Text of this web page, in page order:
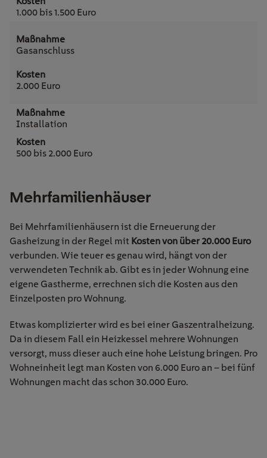
1.000 bis 1.500 Euro
Gasanschluss
2.000 Euro
Installation
500 bis 2.000 Euro
Mehrfamilienhäuser
Bei Mehrfamilienhäusern ist die Erneuerung der
Gasheizung in der Regel mit Kosten von über 20.000 Euro
verbunden. Wie teuer es genau wird, hängt von der
verwendeten Technik ab. Gibt es in jeder Wohnung eine
eigene Gastherme, errechnen sich die Kosten aus den
Einzelposten pro Wohnung.
Etwas komplizierter wird es bei einer Gaszentralheizung.
Da in diesem Fall ein Heizkessel mehrere Wohnungen
versorgt, muss dieser auch eine hohe Leistung bringen. Pro
Wohneinheit legt man Kosten von 6.000 Euro an – bei fünf
Wohnungen macht das schon 30.000 Euro.